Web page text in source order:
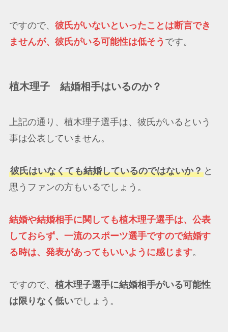
ですので、 彼氏がいないといったことは断言でき
ませんが、彼氏がいる可能性は低そう です。
植木理子 結婚相手はいるのか？
上記の通り、植木理子選手は、彼氏がいるという
事は公表していません。
彼氏はいなくても結婚しているのではないか？と
思うファンの方もいるでしょう。
結婚や結婚相手に関しても植木理子選手は、公表
しておらず、一流のスポーツ選手ですので結婚す
る時は、発表があってもいいように感じます。
ですので、 植木理子選手に結婚相手がいる可能性
は限りなく低いでしょう。